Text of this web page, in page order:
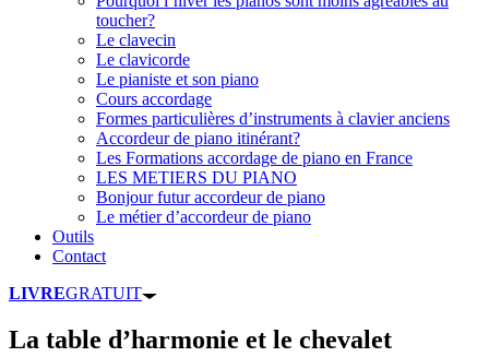
toucher?
Le clavecin
Le clavicorde
Le pianiste et son piano
Cours accordage
Formes particulières d’instruments à clavier anciens
Accordeur de piano itinérant?
Les Formations accordage de piano en France
LES METIERS DU PIANO
Bonjour futur accordeur de piano
Le métier d’accordeur de piano
Outils
Contact
LIVREGRATUIT
La table d’harmonie et le chevalet